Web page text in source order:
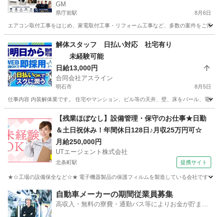
あり｜前払い対応も可能｜兵庫県
GM
県庁前駅 8月6日
エアコン取付工事をはじめ、家電取付工事・リフォーム工事など、多数の案件をご用
県庁前駅 その他 スタッフ
解体スタッフ 日払い対応 社宅有り
未経験可能
日給13,000円
合同会社アスライン
明石市 8月5日
仕事内容 内装解体業です。 住宅やマンション、ビル等の天井、壁、床をバール、電
その他 スタッフ
【残業ほぼなし】設備管理・保守のお仕事★日勤
＆土日祝休み！年間休日128日♪月収25万円可☆
月給250,000円
UTエージェント株式会社
北条町駅 提携サイト
★☆工場の設備保全など☆★ 電子機器製品の保護フィルムを製造している会社です ＼
兵庫 加西市 北条町駅 生産管理
自動車メーカーの期間従業員募集
高収入・無料の寮費・通勤バス等によりお金が貯まり